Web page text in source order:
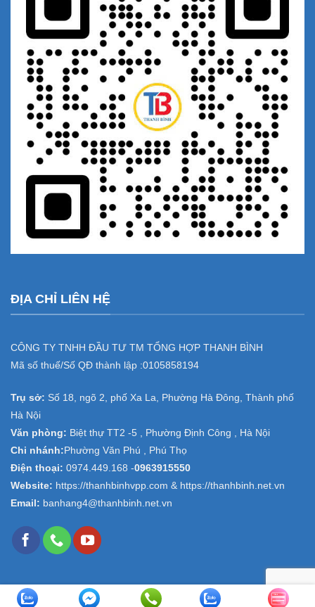
ĐỊA CHỈ LIÊN HỆ
CÔNG TY TNHH ĐẦU TƯ TM TỔNG HỢP THANH BÌNH
Mã số thuế/Số QĐ thành lập :0105858194
Trụ sở: Số 18, ngõ 2, phố Xa La, Phường Hà Đông, Thành phố
Hà Nội
Văn phòng: Biệt thự TT2 -5 , Phường Định Công , Hà Nội
Chi nhánh: Phường Văn Phú , Phú Thọ
Điện thoại: 0974.449.168 -0963915550
Website: https://thanhbinhvpp.com & https://thanhbinh.net.vn
Email: banhang4@thanhbinh.net.vn
Copyright 2026 © Văn phòng phẩm Thanh Bình